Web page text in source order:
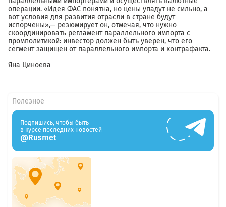
операции. «Идея ФАС понятна, но цены упадут не сильно, а
вот условия для развития отрасли в стране будут
испорчены»,— резюмирует он, отмечая, что нужно
скоординировать регламент параллельного импорта с
промполитикой: инвестор должен быть уверен, что его
сегмент защищен от параллельного импорта и контрафакта.
Яна Циноева
Полезное
Подпишись, чтобы быть
в курсе последних новостей
@Rusmet